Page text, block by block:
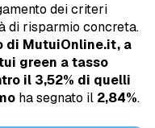
dei criteri
di risparmio concreta.
di MutuiOnline.it, a
green a tasso
il 3,52% di quelli
ha segnato il 2,84%.